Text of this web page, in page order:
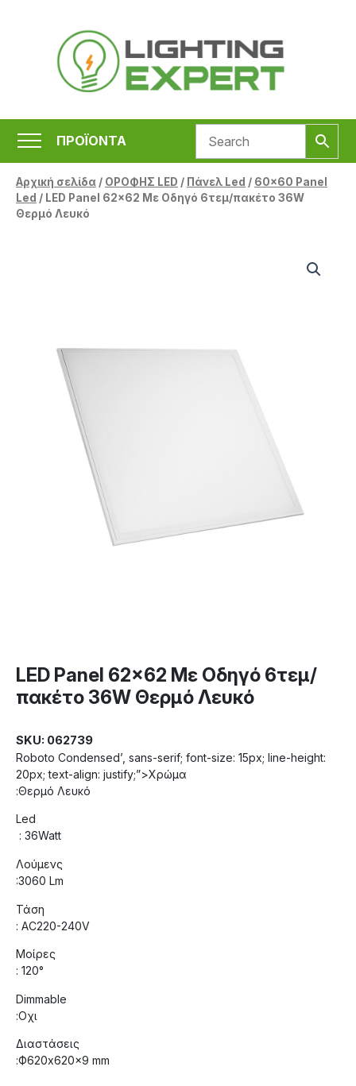
περιεχόμενο
ΠΡΟΪΟΝΤΑ
Αρχική σελίδα/ ΟΡΟΦΗΣ LED / Πάνελ Led / 60x60 Panel
Led / LED Panel 62×62 Με Οδηγό 6τεμ/πακέτο 36W
Θερμό Λευκό
LED Panel 62×62 Με Οδηγό 6τεμ/
πακέτο 36W Θερμό Λευκό
SKU: 062739
Roboto Condensed’, sans-serif; font-size: 15px; line-height:
20px; text-align: justify;”>Χρώμα
:Θερμό Λευκό
Led
: 36Watt
Λούμενς
:3060 Lm
Τάση
: AC220-240V
Μοίρες
: 120°
Dimmable
:Οχι
Διαστάσεις
:Ф620x620x9 mm